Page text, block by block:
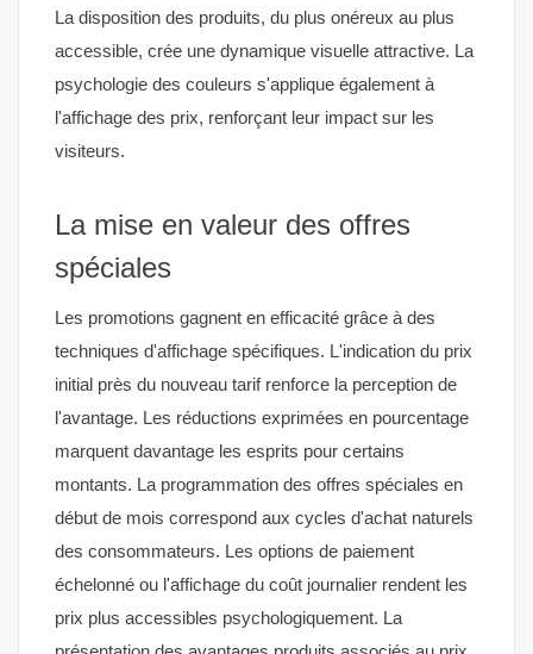
La disposition des produits, du plus onéreux au plus
accessible, crée une dynamique visuelle attractive. La
psychologie des couleurs s'applique également à
l'affichage des prix, renforçant leur impact sur les
visiteurs.
La mise en valeur des offres
spéciales
Les promotions gagnent en efficacité grâce à des
techniques d'affichage spécifiques. L'indication du prix
initial près du nouveau tarif renforce la perception de
l'avantage. Les réductions exprimées en pourcentage
marquent davantage les esprits pour certains
montants. La programmation des offres spéciales en
début de mois correspond aux cycles d'achat naturels
des consommateurs. Les options de paiement
échelonné ou l'affichage du coût journalier rendent les
prix plus accessibles psychologiquement. La